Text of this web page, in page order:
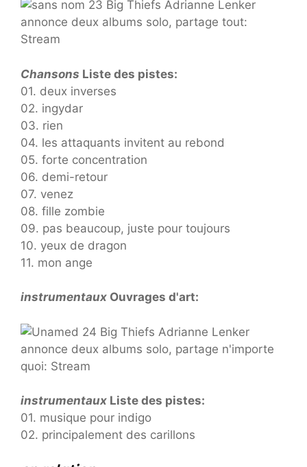
Chansons Liste des pistes:
01. deux inverses
02. ingydar
03. rien
04. les attaquants invitent au rebond
05. forte concentration
06. demi-retour
07. venez
08. fille zombie
09. pas beaucoup, juste pour toujours
10. yeux de dragon
11. mon ange
instrumentaux Ouvrages d'art:
instrumentaux Liste des pistes:
01. musique pour indigo
02. principalement des carillons